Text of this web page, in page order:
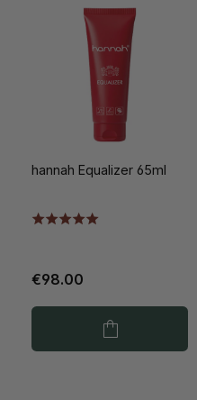
hannah Equalizer 65ml
€98.00